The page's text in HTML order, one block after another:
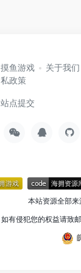
摸鱼游戏 关于我们
私政策
站点提交
本站资源全部
如有侵犯您的权益请致